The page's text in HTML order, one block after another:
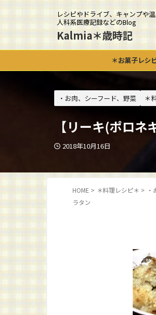
レシピやドライブ、キャンプや
人科系医療記録などのBlog
Kalmia＊歳時記
＊お菓子レシ
・お肉、シーフード、野菜 ＊
【リーキ(ポロ
2018年10月16日
HOME > ＊料理レシピ＊ >
ラタン